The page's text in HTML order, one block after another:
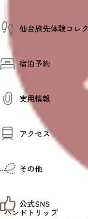
温泉
プロスポーツチー
仙台の銘品
仙台観光マップ
仙台旅先体験コレ
体験プログラム検
体験事業者からの
体験事業者
宿泊予約
実用情報
観光案内
お役立ち情報
観光アプリ
仙台観光マップ
アクセス
仙台までの経路検索
市内の交通情報
その他
お問い合わせ
教育旅行
公式SNS
ハンドトリップ